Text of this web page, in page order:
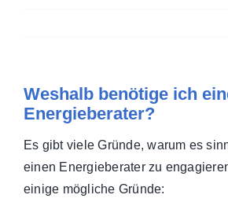
Weshalb benötige ich
Energieberater?
Es gibt viele Gründe, warum es
einen Energieberater zu
einige mögliche Gründe: